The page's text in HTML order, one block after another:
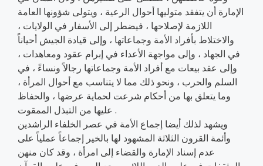
الإمارة أن يتفقد متوليها أحوال الرعية ، ويتولى شؤونها العامة
اللازمة لإصلاحها ، فيضطر إلى الأسفار في الولايات ،
والاختلاط بأفراد الأمة وجماعاتها ، وإلى قيادة الجيش أحياناً
في الجهاد ، وإلى مواجهة الأعداء في إبرام عقود ومعاهدات ،
وإلى عقد بيعات مع أفراد الأمة وجماعاتها رجالاً ونساءً ، في
السلم والحرب ، ونحو ذلك مما لا يتناسب مع أحوال المرأة ،
وما يتعلق بها من أحكام شرعت لحماية عرضها ، والحفاظ
عليها من التبذل الممقوت .
ويشهد لذلك أيضا إجماع الأمة في عصر الخلفاء الراشدين
وأئمة القرون الثلاثة المشهود لها بالخير إجماعاً عملياً على
عدم إسناد الإمارة والقضاء إلى امرأة ، وقد كان منهن